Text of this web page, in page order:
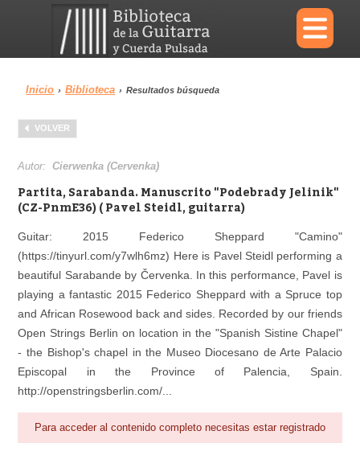
×
Menu
Biblioteca
Reproductor
Inicio › Biblioteca › Resultados búsqueda
VOLVER
Autor:Cierwenka (Cervenka)
Partita, Sarabanda. Manuscrito "Podebrady Jelinik"
(CZ-PnmE36) ( Pavel Steidl, guitarra)
Guitar: 2015 Federico Sheppard "Camino"
(https://tinyurl.com/y7wlh6mz) Here is Pavel Steidl performing a
beautiful Sarabande by Červenka. In this performance, Pavel is
playing a fantastic 2015 Federico Sheppard with a Spruce top
and African Rosewood back and sides. Recorded by our friends
Open Strings Berlin on location in the "Spanish Sistine Chapel"
- the Bishop's chapel in the Museo Diocesano de Arte Palacio
Episcopal in the Province of Palencia, Spain.
http://openstringsberlin.com/...
Para acceder al contenido completo necesitas estar registrado